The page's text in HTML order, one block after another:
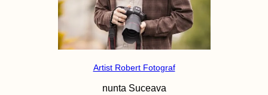
Artist Robert Fotograf
nunta Suceava